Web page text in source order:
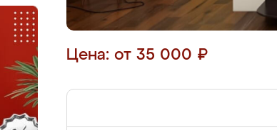
Цена: от 35 000 ₽